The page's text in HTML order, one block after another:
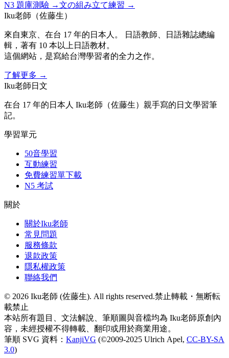
N3 題庫測驗 →文の組み立て練習 →
Iku老師（佐藤生）
來自東京、在台 17 年的日本人。 日語教師、日語雜誌總編
輯，著有 10 本以上日語教材。
這個網站，是寫給台灣學習者的全力之作。
了解更多 →
Iku老師日文
在台 17 年的日本人 Iku老師（佐藤生）親手寫的日文學習筆
記。
學習單元
50音學習
互動練習
免費練習單下載
N5 考試
關於
關於Iku老師
常見問題
服務條款
退款政策
隱私權政策
聯絡我們
© 2026 Iku老師 (佐藤生). All rights reserved.禁止轉載・無断転
載禁止
本站所有題目、文法解說、筆順圖與音檔均為 Iku老師原創內
容，未經授權不得轉載、翻印或用於商業用途。
筆順 SVG 資料： KanjiVG (©2009-2025 Ulrich Apel, CC-BY-SA
3.0)